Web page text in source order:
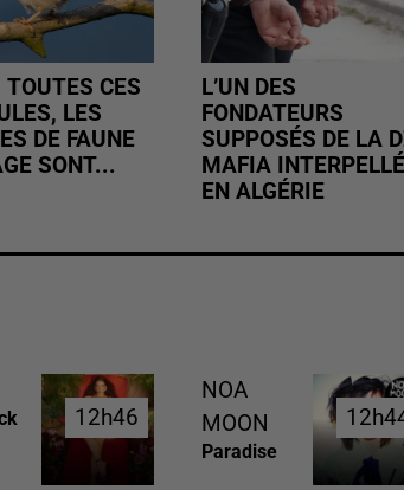
TOUTES CES
LES
DE FAUNE
SONT...
L’UN DES
FONDATEURS
SUPPOSÉS DE LA
MAFIA INTERPELLÉ
EN ALGÉRIE
12h46
12h46
NOA
MOON
Paradise